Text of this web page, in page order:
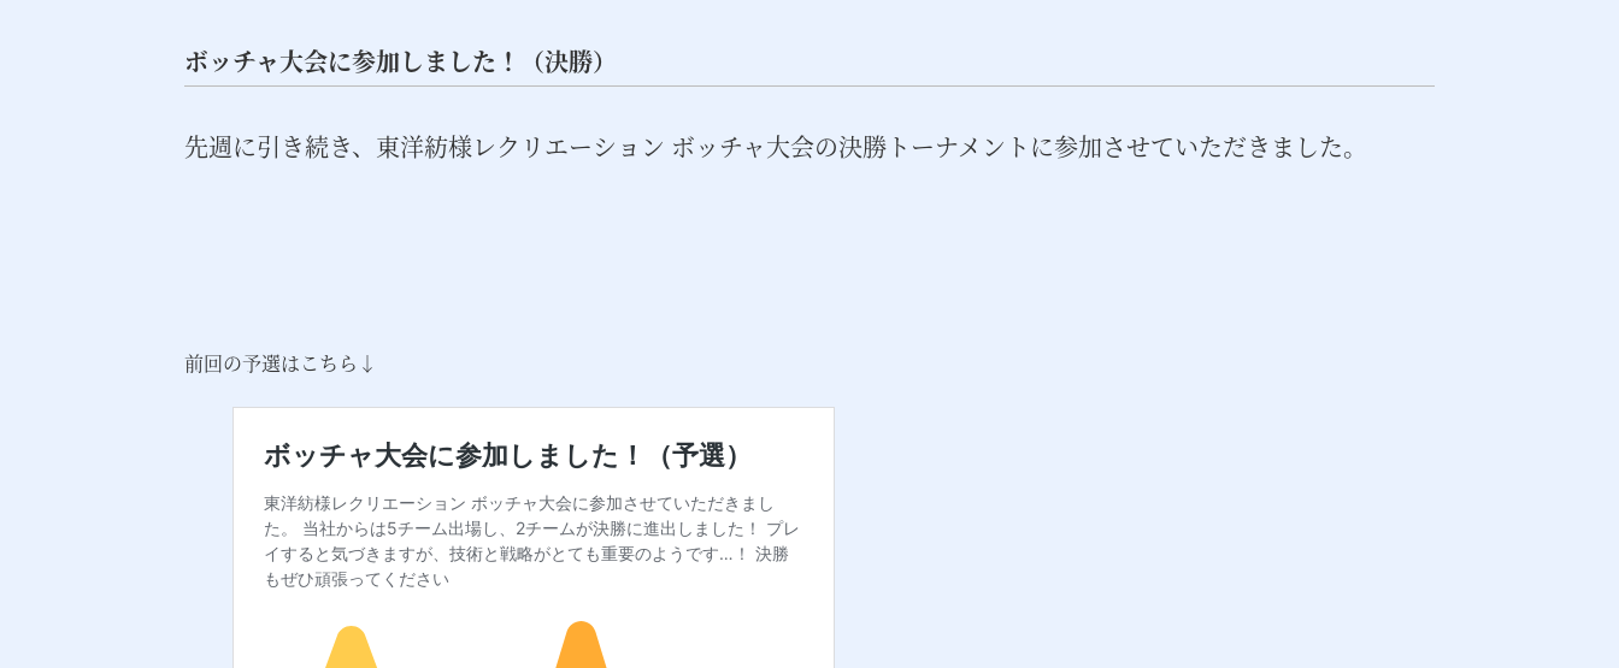
ボッチャ大会に参加しました！（決勝）
先週に引き続き、東洋紡様レクリエーション ボッチャ大会の決勝トーナメントに参加させていただきました。
前回の予選はこちら↓